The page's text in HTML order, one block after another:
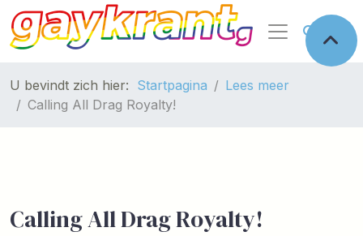
U bevindt zich hier: Startpagina
Lees meer
Calling All Drag Royalty!
Calling All Drag Royalty!